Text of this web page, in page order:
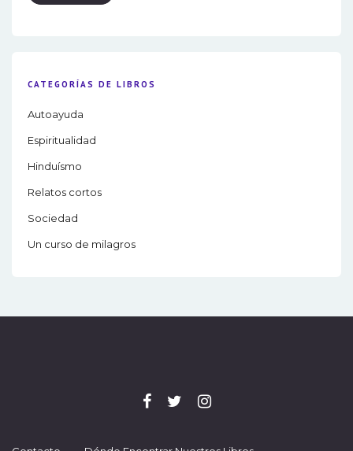
CATEGORÍAS DE LIBROS
Autoayuda
Espiritualidad
Hinduísmo
Relatos cortos
Sociedad
Un curso de milagros